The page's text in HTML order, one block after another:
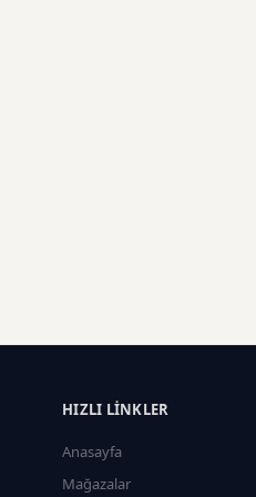
HIZLI LINKLER
Anasayfa
Mağazalar